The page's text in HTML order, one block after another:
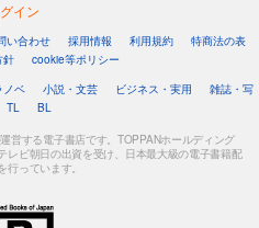
イン
い合わせ 採用情報 利用規約
特商法の表
針
cookie等ポリシー
ノベ 小説・文芸 ビジネス・実用
雑誌・写
TL BL
営する電子書店です。TOPPANホールディング
レビ朝日の出資を受け、日本最大級の電子書籍配
行っています。